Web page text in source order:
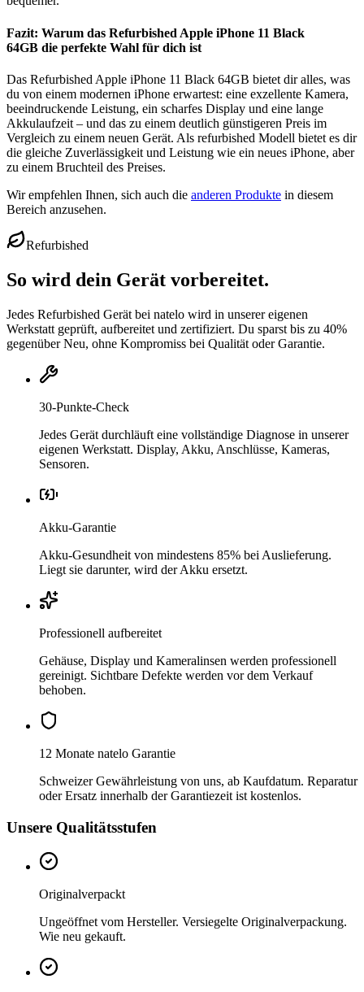
Fazit: Warum das Refurbished Apple iPhone 11 Black
64GB die perfekte Wahl für dich ist
Das Refurbished Apple iPhone 11 Black 64GB bietet dir alles, was
du von einem modernen iPhone erwartest: eine exzellente Kamera,
beeindruckende Leistung, ein scharfes Display und eine lange
Akkulaufzeit – und das zu einem deutlich günstigeren Preis im
Vergleich zu einem neuen Gerät. Als refurbished Modell bietet es dir
die gleiche Zuverlässigkeit und Leistung wie ein neues iPhone, aber
zu einem Bruchteil des Preises.
Wir empfehlen Ihnen, sich auch die anderen Produkte in diesem
Bereich anzusehen.
Refurbished
So wird dein Gerät vorbereitet.
Jedes Refurbished Gerät bei natelo wird in unserer eigenen
Werkstatt geprüft, aufbereitet und zertifiziert. Du sparst bis zu 40%
gegenüber Neu, ohne Kompromiss bei Qualität oder Garantie.
30-Punkte-Check
Jedes Gerät durchläuft eine vollständige Diagnose in unserer
eigenen Werkstatt. Display, Akku, Anschlüsse, Kameras,
Sensoren.
Akku-Garantie
Akku-Gesundheit von mindestens 85% bei Auslieferung.
Liegt sie darunter, wird der Akku ersetzt.
Professionell aufbereitet
Gehäuse, Display und Kameralinsen werden professionell
gereinigt. Sichtbare Defekte werden vor dem Verkauf
behoben.
12 Monate natelo Garantie
Schweizer Gewährleistung von uns, ab Kaufdatum. Reparatur
oder Ersatz innerhalb der Garantiezeit ist kostenlos.
Unsere Qualitätsstufen
Originalverpackt
Ungeöffnet vom Hersteller. Versiegelte Originalverpackung.
Wie neu gekauft.